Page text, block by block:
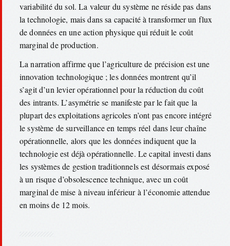
variabilité du sol. La valeur du système ne réside pas dans
la technologie, mais dans sa capacité à transformer un flux
de données en une action physique qui réduit le coût
marginal de production.
La narration affirme que l’agriculture de précision est une
innovation technologique ; les données montrent qu’il
s’agit d’un levier opérationnel pour la réduction du coût
des intrants. L’asymétrie se manifeste par le fait que la
plupart des exploitations agricoles n’ont pas encore intégré
le système de surveillance en temps réel dans leur chaîne
opérationnelle, alors que les données indiquent que la
technologie est déjà opérationnelle. Le capital investi dans
les systèmes de gestion traditionnels est désormais exposé
à un risque d’obsolescence technique, avec un coût
marginal de mise à niveau inférieur à l’économie attendue
en moins de 12 mois.